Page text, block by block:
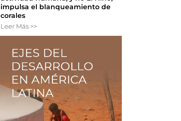
impulsa el blanqueamiento de
corales
Leer Más >>